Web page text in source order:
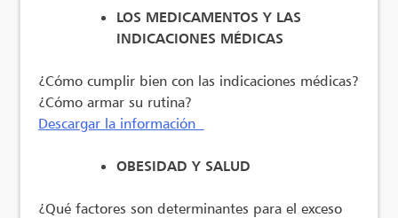
LOS MEDICAMENTOS Y LAS
INDICACIONES MÉDICAS
¿Cómo cumplir bien con las indicaciones médicas?
¿Cómo armar su rutina?
Descargar la información
OBESIDAD Y SALUD
¿Qué factores son determinantes para el exceso